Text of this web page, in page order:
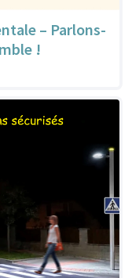
– Parlons-
!